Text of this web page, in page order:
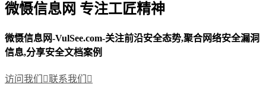
微慑信息网 专注工匠精神
微慑信息网-VulSee.com-关注前沿安全态势,聚合网络安全漏洞
信息,分享安全文档案例
访问我们 联系我们 